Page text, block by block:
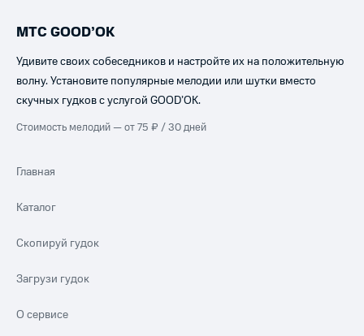
МТС GOOD’OK
Удивите своих собеседников и настройте их на положительную
волну. Установите популярные мелодии или шутки вместо
скучных гудков с услугой GOOD’OK.
Стоимость мелодий — от 75 ₽ / 30 дней
Главная
Каталог
Скопируй гудок
Загрузи гудок
О сервисе